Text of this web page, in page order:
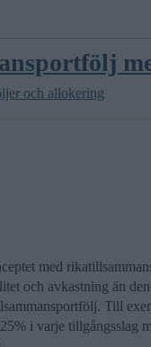
och allokering
med
och avkastning än
Till
i varje tillgångsslag